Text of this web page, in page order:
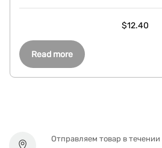
Read more
$12.40
Отправляем товар в течении